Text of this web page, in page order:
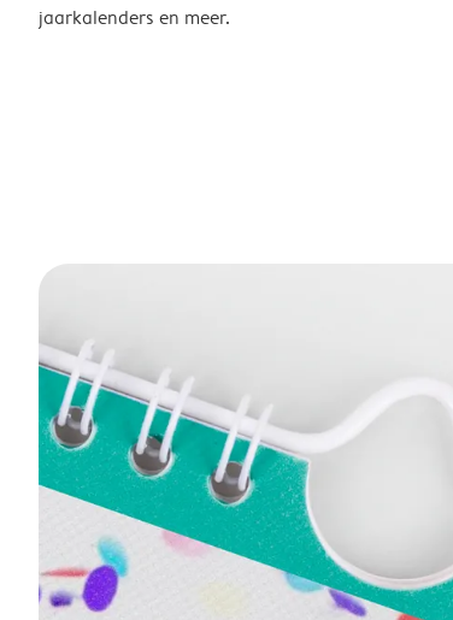
jaarkalenders en meer.